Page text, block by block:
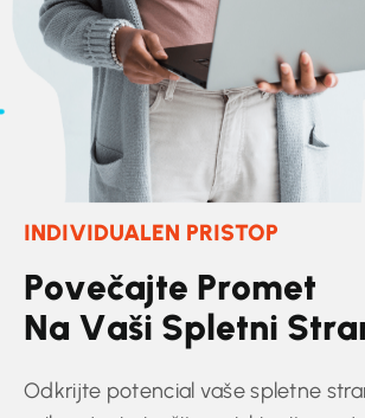
INDIVIDUALEN PRISTOP
Povečajte Promet
Na Vaši Spletni Stra
Odkrijte potencial vaše spletne